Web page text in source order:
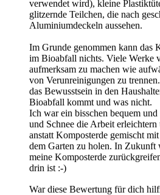
verwendet wird), kleine
glitzernde Teilchen, die nach
Aluminiumdeckeln aussehen.
Im Grunde genommen kann das
im Bioabfall nichts. Viele Werke
aufmerksam zu machen wie
von Verunreinigungen zu
das Bewusstsein in den
Bioabfall kommt und was nicht.
Ich war ein bisschen bequem
und Schnee die Arbeit
anstatt Komposterde gemischt
dem Garten zu holen. In Zukunft
meine Komposterde
drin ist :-)
War diese Bewertung für dich